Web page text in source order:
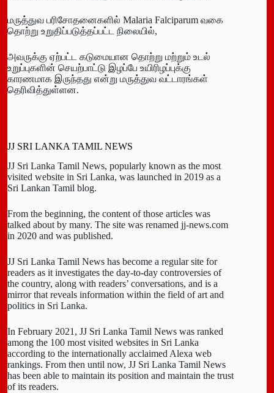
மருத்துவ பரிசோதனைகளில் Malaria Falciparum வகை
தொற்று உறுதிப்படுத்தப்பட்ட நிலையில்,
அவருக்கு ஏற்பட்ட கடுமையான தொற்று மற்றும் உடல்
உறுப்புகளின் செயற்பாட்டு இழப்பே உயிரிழப்புக்கு
காரணமாக இருந்தது என்று மருத்துவ வட்டாரங்கள்
தெரிவித்துள்ளன.
JJ SRI LANKA TAMIL NEWS
JJ Sri Lanka Tamil News, popularly known as the most
visited website in Sri Lanka, was launched in 2019 as a
Sri Lankan Tamil blog.
From the beginning, the content of those articles was
talked about by many. The site was renamed jj-news.com
in 2020 and was published.
JJ Sri Lanka Tamil News has become a regular site for
readers as it investigates the day-to-day controversies of
the country, along with readers’ conversations, and is a
mirror that reveals information within the field of art and
politics in Sri Lanka.
In February 2021, JJ Sri Lanka Tamil News was ranked
among the 100 most visited websites in Sri Lanka
according to the internationally acclaimed Alexa web
rankings. From then until now, JJ Sri Lanka Tamil News
has been able to maintain its position and maintain the trust
of its readers.